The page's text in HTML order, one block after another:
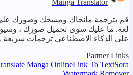
Manga Translator
ما عليك سوى تحميل صورك ، وسيوفر
الذكاء الاصطناعي ترجمات سريعة
Partner
Translate Manga OnlineLink To Text